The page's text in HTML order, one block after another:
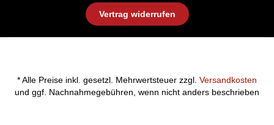
Vertrag widerrufen
* Alle Preise inkl. gesetzl. Mehrwertsteuer zzgl. Versandkosten
und ggf. Nachnahmegebühren, wenn nicht anders beschrieben